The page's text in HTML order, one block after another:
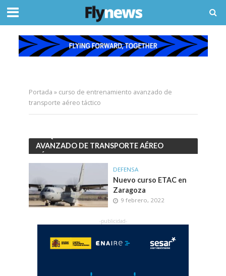
Portada » curso de entrenamiento avanzado de
transporte aéreo táctico
AVANZADO DE TRANSPORTE AÉREO
TÁCTICO
DEFENSA
Nuevo curso ETAC en
Zaragoza
9 febrero, 2022